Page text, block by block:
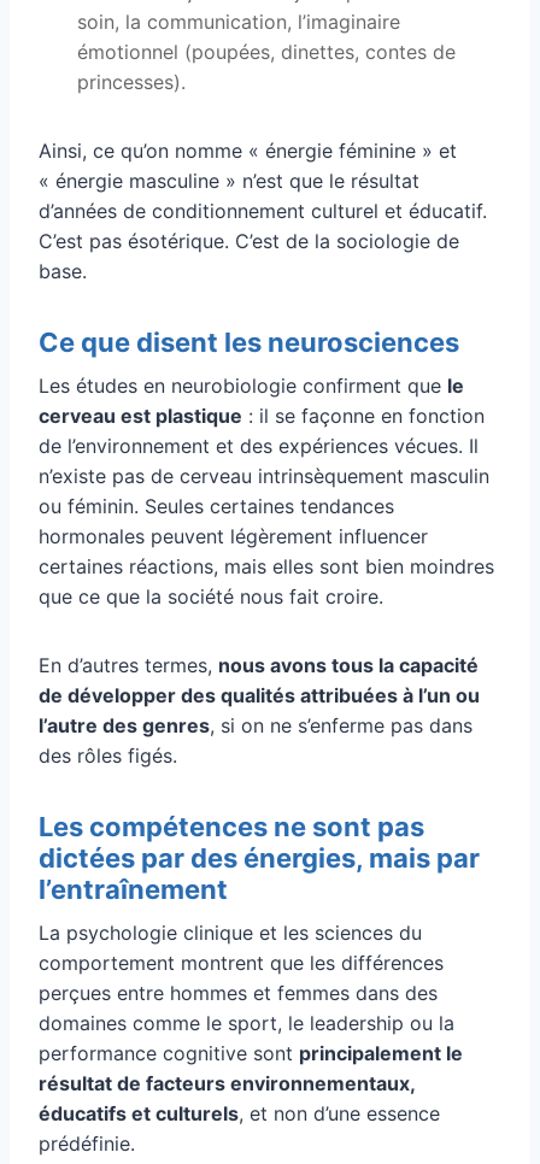
soin, la communication, l’imaginaire
émotionnel (poupées, dinettes, contes de
princesses).
Ainsi, ce qu’on nomme « énergie féminine » et
« énergie masculine » n’est que le résultat
d’années de conditionnement culturel et éducatif.
C’est pas ésotérique. C’est de la sociologie de
base.
Ce que disent les neurosciences
Les études en neurobiologie confirment que le
cerveau est plastique : il se façonne en fonction
de l’environnement et des expériences vécues. Il
n’existe pas de cerveau intrinsèquement masculin
ou féminin. Seules certaines tendances
hormonales peuvent légèrement influencer
certaines réactions, mais elles sont bien moindres
que ce que la société nous fait croire.
En d’autres termes, nous avons tous la capacité
de développer des qualités attribuées à l’un ou
l’autre des genres, si on ne s’enferme pas dans
des rôles figés.
Les compétences ne sont pas
dictées par des énergies, mais par
l’entraînement
La psychologie clinique et les sciences du
comportement montrent que les différences
perçues entre hommes et femmes dans des
domaines comme le sport, le leadership ou la
performance cognitive sont principalement le
résultat de facteurs environnementaux,
éducatifs et culturels, et non d’une essence
prédéfinie.